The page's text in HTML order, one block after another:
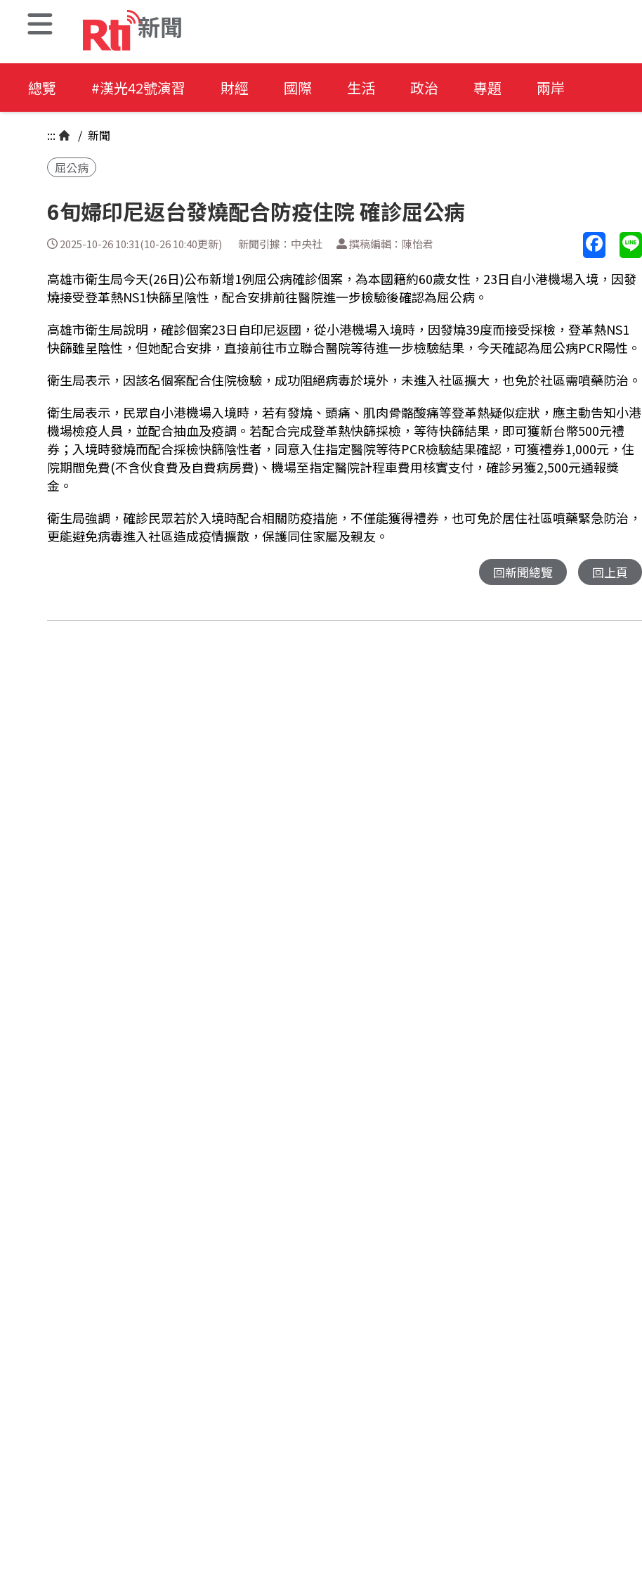
新聞
總覽 #漢光42號演習 財經 國際 生活 政治 專題 兩岸
::: / 新聞
屈公病
6旬婦印尼返台發燒配合防疫住院 確診屈公病
2025-10-26 10:31(10-26 10:40更新) 新聞引據：中央社 撰稿編輯：陳怡君
高雄市衛生局今天(26日)公布新增1例屈公病確診個案，為本國籍約60歲女性，23日自小港機場入境，因發
燒接受登革熱NS1快篩呈陰性，配合安排前往醫院進一步檢驗後確認為屈公病。
高雄市衛生局說明，確診個案23日自印尼返國，從小港機場入境時，因發燒39度而接受採檢，登革熱NS1
快篩雖呈陰性，但她配合安排，直接前往市立聯合醫院等待進一步檢驗結果，今天確認為屈公病PCR陽性。
衛生局表示，因該名個案配合住院檢驗，成功阻絕病毒於境外，未進入社區擴大，也免於社區需噴藥防治。
衛生局表示，民眾自小港機場入境時，若有發燒、頭痛、肌肉骨骼酸痛等登革熱疑似症狀，應主動告知小港
機場檢疫人員，並配合抽血及疫調。若配合完成登革熱快篩採檢，等待快篩結果，即可獲新台幣500元禮
券；入境時發燒而配合採檢快篩陰性者，同意入住指定醫院等待PCR檢驗結果確認，可獲禮券1,000元，住
院期間免費(不含伙食費及自費病房費)、機場至指定醫院計程車費用核實支付，確診另獲2,500元通報獎
金。
衛生局強調，確診民眾若於入境時配合相關防疫措施，不僅能獲得禮券，也可免於居住社區噴藥緊急防治，
更能避免病毒進入社區造成疫情擴散，保護同住家屬及親友。
回新聞總覽 回上頁